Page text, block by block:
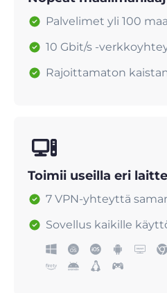
Palvelimet yli 100
10 Gbit/s -
Rajoittamaton
Toimii useilla eri
7 VPN-yhteyttä
Sovellus kaikille